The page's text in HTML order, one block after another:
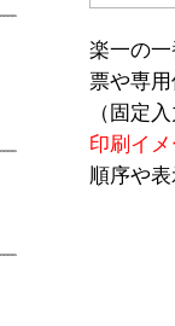
楽一の
票や専
（固定
印刷イ
順序や